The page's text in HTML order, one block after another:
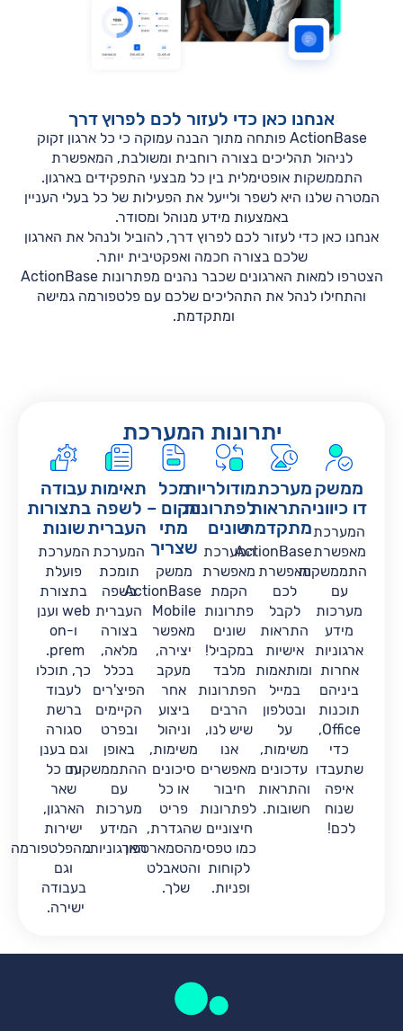
אנחנו כאן כדי לעזור לכם לפרוץ דרך
ActionBase פותחה מתוך הבנה עמוקה כי כל ארגון זקוק
לניהול תהליכים בצורה רוחבית ומשולבת, המאפשרת
התממשקות אופטימלית בין כל מבצעי התפקידים בארגון.
המטרה שלנו היא לשפר ולייעל את הפעילות של כל בעלי העניין
באמצעות מידע מנוהל ומסודר.
אנחנו כאן כדי לעזור לכם לפרוץ דרך, להוביל ולנהל את הארגון
שלכם בצורה חכמה ואפקטיבית יותר.
הצטרפו למאות הארגונים שכבר נהנים מפתרונות ActionBase
והתחילו לנהל את התהליכים שלכם עם פלטפורמה גמישה
ומתקדמת.
יתרונות המערכת
ממשק
דו כיווני
המערכת
מאפשרת
התממשקות
עם
מערכות
מידע
ארגוניות
אחרות
ביניהם
תוכנות
Office,
כדי
שתעבדו
איפה
שנוח
לכם!
מערכת
התראות
מתקדמת
ActionBase
מאפשרת
לכם
לקבל
התראות
אישיות
ומותאמות
במייל
ובטלפון
על
משימות,
עדכונים
והתראות
חשובות.
מודולריות
לפתרונות
שונים
המערכת
מאפשרת
הקמת
פתרונות
שונים
במקביל!
מלבד
הפתרונות
הרבים
שיש לנו,
אנו
מאפשרים
חיבור
לפתרונות
חיצוניים
כמו טפסי
לקוחות
ופניות.
מכל
מקום –
מתי
שצריך
ממשק
ActionBase
Mobile
מאפשר
יצירה,
מעקב
אחר
ביצוע
וניהול
משימות,
סיכונים
או כל
פריט
שהגדרת,
מהסמארטפון
והטאבלט
שלך.
תאימות
לשפה
העברית
המערכת
תומכת
בשפה
העברית
בצורה
מלאה,
בכלל
הפיצ'רים
הקיימים
ובפרט
באופן
ההתממשקות
עם
מערכות
המידע
הארגוניות.
עבודה
בתצורות
שונות
המערכת
פועלת
בתצורת
web וענן
ו-on
prem.
כך, תוכלו
לעבוד
ברשת
סגורה
וגם בענן
עם כל
שאר
הארגון,
ישירות
מהפלטפורמה
וגם
בעבודה
ישירה.